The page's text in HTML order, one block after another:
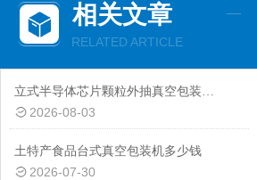
相关文章
RELATED ARTICLE
立式半导体芯片颗粒外抽真空包装机厂家
2026-08-03
土特产食品台式真空包装机多少钱
2026-07-30